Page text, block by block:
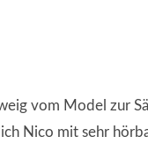
vom Model zur
Nico mit sehr